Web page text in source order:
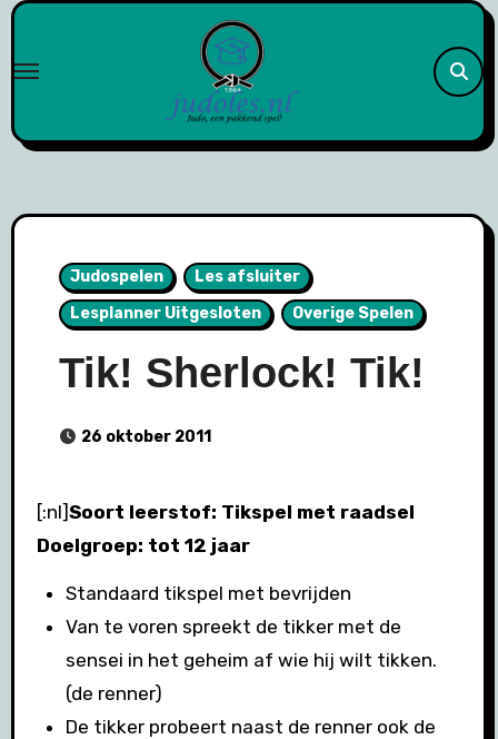
Naar
inhoud
Judospelen
Les afsluiter
Lesplanner Uitgesloten
Overige Spelen
Tik! Sherlock! Tik!
26 oktober 2011
[:nl]Soort leerstof: Tikspel met raadsel
Doelgroep: tot 12 jaar
Standaard tikspel met bevrijden
Van te voren spreekt de tikker met de
sensei in het geheim af wie hij wilt tikken.
(de renner)
De tikker probeert naast de renner ook de